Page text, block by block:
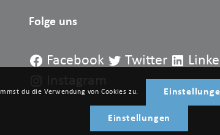
Folge uns
Facebook Twitter
du die Verwendung von Cookies zu.
Einstellungen